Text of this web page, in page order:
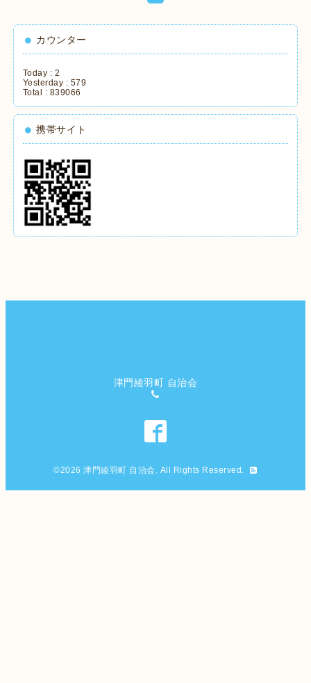
カウンター
Today : 2
Yesterday : 579
Total : 839066
携帯サイト
津門綾羽町 自治会
©2026津門綾羽町 自治会 . All Rights Reserved.